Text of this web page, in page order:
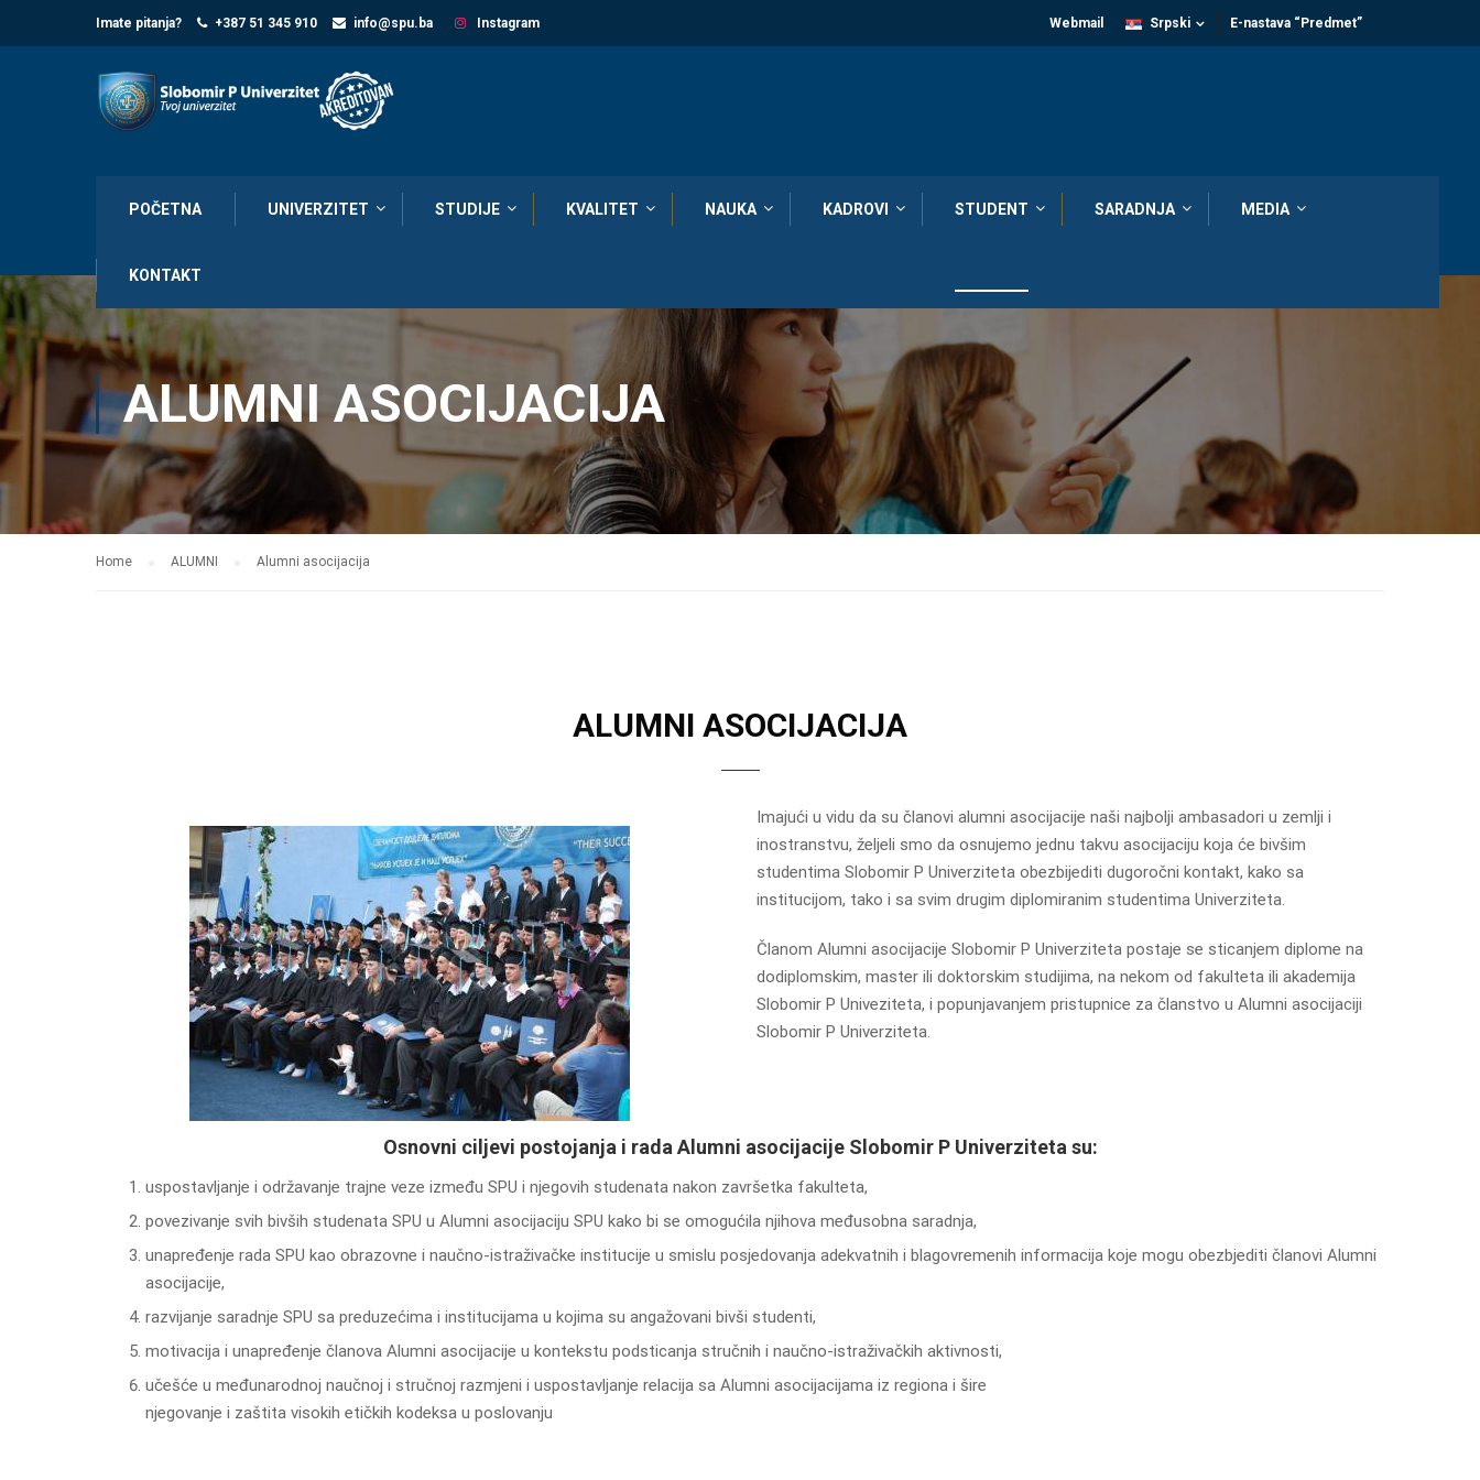
Imate pitanja? +387 51 345 910 info@spu.ba Instagram E-nastava “Predmet”
Srpski
Webmail
POČETNA UNIVERZITET STUDIJE KVALITET NAUKA KADROVI STUDENT SARADNJA MEDIA
KONTAKT
ALUMNI ASOCIJACIJA
Home ALUMNI Alumni asocijacija
ALUMNI ASOCIJACIJA
Imajući u vidu da su članovi alumni asocijacije naši najbolji ambasadori u zemlji i
inostranstvu, željeli smo da osnujemo jednu takvu asocijaciju koja će bivšim
studentima Slobomir P Univerziteta obezbijediti dugoročni kontakt, kako sa
institucijom, tako i sa svim drugim diplomiranim studentima Univerziteta.
Članom Alumni asocijacije Slobomir P Univerziteta postaje se sticanjem diplome na
dodiplomskim, master ili doktorskim studijima, na nekom od fakulteta ili akademija
Slobomir P Univeziteta, i popunjavanjem pristupnice za članstvo u Alumni asocijaciji
Slobomir P Univerziteta.
Osnovni ciljevi postojanja i rada Alumni asocijacije Slobomir P Univerziteta su:
uspostavljanje i održavanje trajne veze između SPU i njegovih studenata nakon završetka fakulteta,
povezivanje svih bivših studenata SPU u Alumni asocijaciju SPU kako bi se omogućila njihova međusobna saradnja,
unapređenje rada SPU kao obrazovne i naučno-istraživačke institucije u smislu posjedovanja adekvatnih i blagovremenih informacija koje mogu obezbjediti članovi Alumni
asocijacije,
razvijanje saradnje SPU sa preduzećima i institucijama u kojima su angažovani bivši studenti,
motivacija i unapređenje članova Alumni asocijacije u kontekstu podsticanja stručnih i naučno-istraživačkih aktivnosti,
učešće u međunarodnoj naučnoj i stručnoj razmjeni i uspostavljanje relacija sa Alumni asocijacijama iz regiona i šire
njegovanje i zaštita visokih etičkih kodeksa u poslovanju